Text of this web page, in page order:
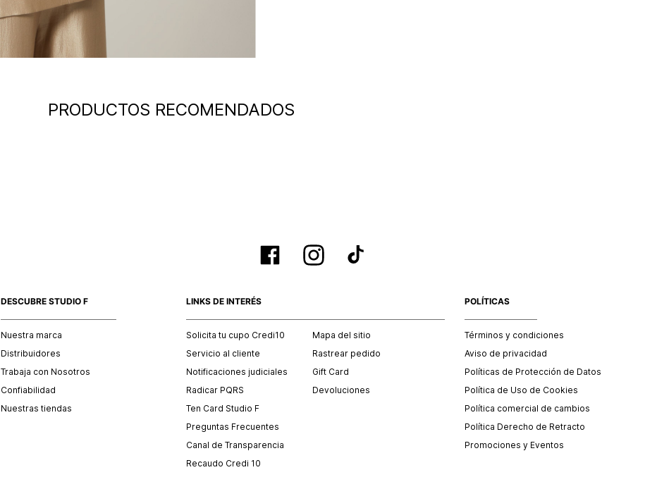
PRODUCTOS RECOMENDADOS
DESCUBRE STUDIO F
Nuestra marca
Distribuidores
Trabaja con Nosotros
Confiabilidad
Nuestras tiendas
LINKS DE INTERÉS
Solicita tu cupo Credi10
Servicio al cliente
Notificaciones judiciales
Radicar PQRS
Ten Card Studio F
Preguntas Frecuentes
Canal de Transparencia
Recaudo Credi 10
Mapa del sitio
Rastrear pedido
Gift Card
Devoluciones
POLÍTICAS
Términos y condiciones
Aviso de privacidad
Políticas de Protección de Datos
Política de Uso de Cookies
Política comercial de cambios
Política Derecho de Retracto
Promociones y Eventos